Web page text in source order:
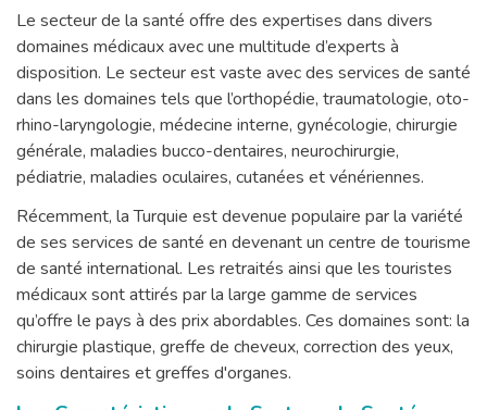
Le secteur de la santé offre des expertises dans divers
domaines médicaux avec une multitude d’experts à
disposition. Le secteur est vaste avec des services de santé
dans les domaines tels que l’orthopédie, traumatologie, oto-
rhino-laryngologie, médecine interne, gynécologie, chirurgie
générale, maladies bucco-dentaires, neurochirurgie,
pédiatrie, maladies oculaires, cutanées et vénériennes.
Récemment, la Turquie est devenue populaire par la variété
de ses services de santé en devenant un centre de tourisme
de santé international. Les retraités ainsi que les touristes
médicaux sont attirés par la large gamme de services
qu’offre le pays à des prix abordables. Ces domaines sont: la
chirurgie plastique, greffe de cheveux, correction des yeux,
soins dentaires et greffes d'organes.